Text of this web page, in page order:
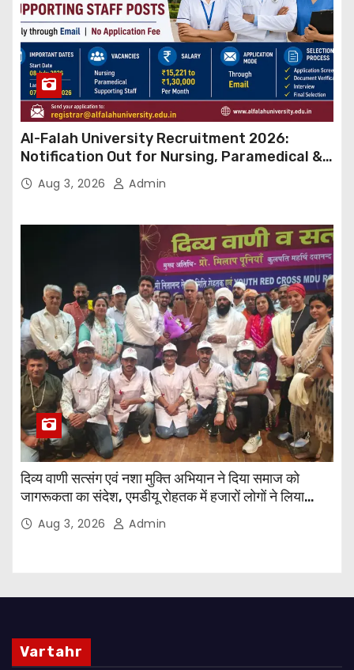
Al-Falah University Recruitment 2026:
Notification Out for Nursing, Paramedical &
Supporting Staff Posts, Apply Through Email
Aug 3, 2026 Admin
दिव्य वाणी सत्संग एवं नशा मुक्ति अभियान ने दिया समाज को
जागरूकता का संदेश, एमडीयू रोहतक में हजारों लोगों ने लिया
संकल्पAug 3, 2026 Admin
Vartahr